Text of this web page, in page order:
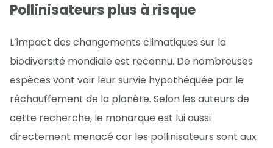
Pollinisateurs plus à risque
L’impact des changements climatiques sur la
biodiversité mondiale est reconnu. De nombreuses
espèces vont voir leur survie hypothéquée par le
réchauffement de la planète. Selon les auteurs de
cette recherche, le monarque est lui aussi
directement menacé car les pollinisateurs sont aux